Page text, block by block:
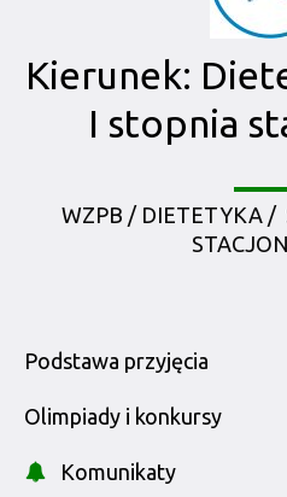
Kierunek:
I stopnia
WZPB / DIETETYKA /
Podstawa przyjęcia
Olimpiady i konkursy
Komunikaty